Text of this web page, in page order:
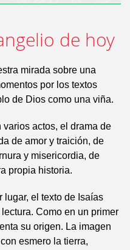
de hoy
mirada sobre una
por los textos
de Dios como una viña.
varios actos, el drama de
de amor y traición, de
y misericordia, de
propia historia.
lugar, el texto de Isaías
Como en un primer
su origen. La imagen
esmero la tierra,